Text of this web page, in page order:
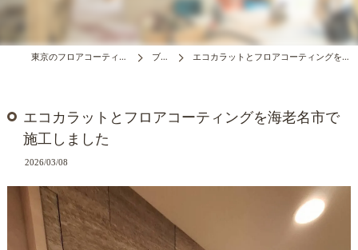
東京のフロアコーティングはTRUST-D ブログ エコカラットとフロアコーティングを海老名市で施工しました
エコカラットとフロアコーティングを海老名市で
施工しました
2026/03/08